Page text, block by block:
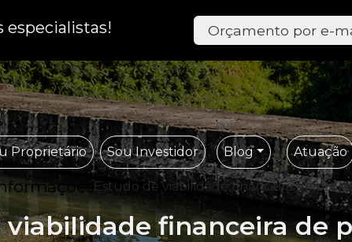
especialistas! Orçamento por e-
Blog
Proprietário Sou Investidor Atuação
Estudo de viabilidade financeira de
viabilidade financeira de